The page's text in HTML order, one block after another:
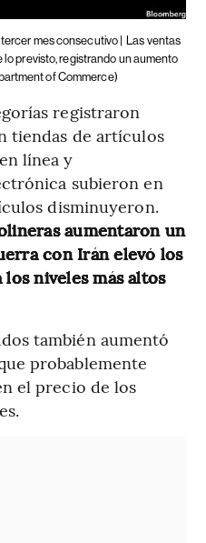
mes consecutivo | Las ventas
previsto, registrando un aumento
of Commerce)
registraron
tiendas de artículos
línea y
subieron en
disminuyeron.
aumentaron un
con Irán elevó los
niveles más altos
también aumentó
probablemente
el precio de los